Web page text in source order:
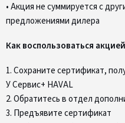
• Акция не суммируется с
предложениями дилера
Как воспользоваться
1. Сохраните сертификат,
У Сервис+ HAVAL
2. Обратитесь в отдел
3. Предъявите сертификат